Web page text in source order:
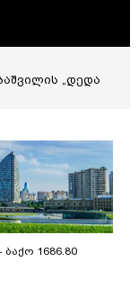
„დედა
1686.80